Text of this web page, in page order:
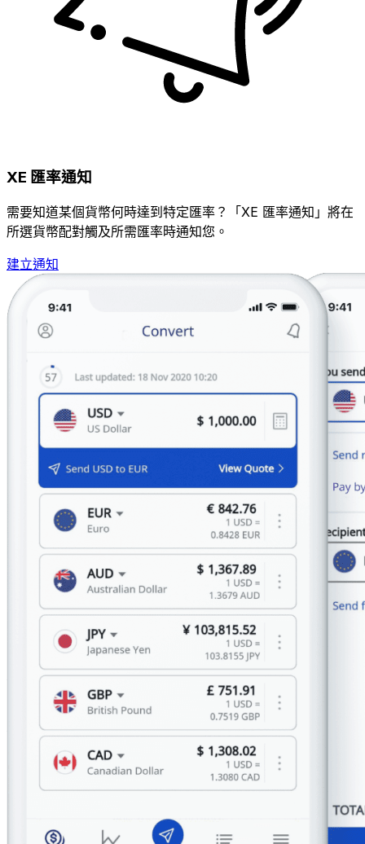
XE 匯率通知
需要知道某個貨幣何時達到特定匯率？「XE 匯率通知」將在
所選貨幣配對觸及所需匯率時通知您。
建立通知